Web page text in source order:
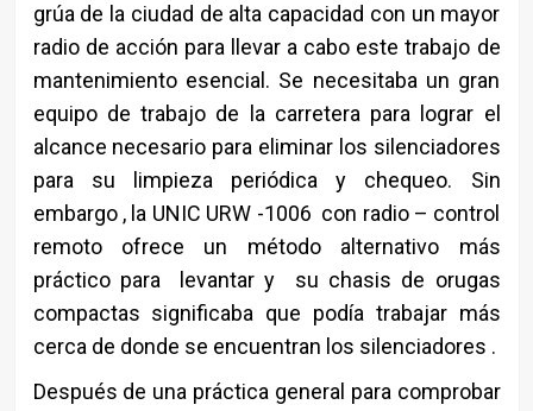
grúa de la ciudad de alta capacidad con un mayor
radio de acción para llevar a cabo este trabajo de
mantenimiento esencial. Se necesitaba un gran
equipo de trabajo de la carretera para lograr el
alcance necesario para eliminar los silenciadores
para su limpieza periódica y chequeo. Sin
embargo , la UNIC URW -1006 con radio – control
remoto ofrece un método alternativo más
práctico para levantar y su chasis de orugas
compactas significaba que podía trabajar más
cerca de donde se encuentran los silenciadores .
Después de una práctica general para comprobar